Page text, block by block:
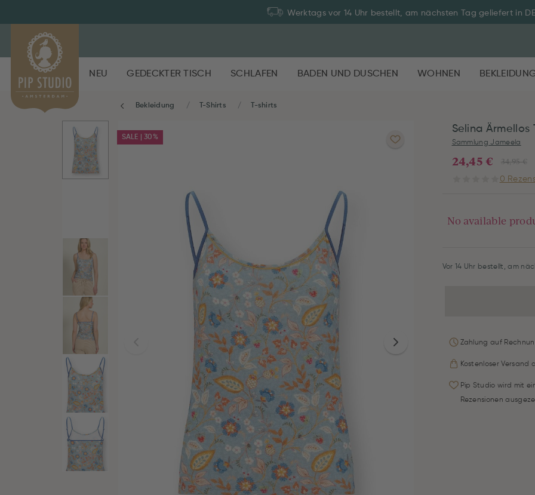
Werktags vor 14 Uhr bestellt, am nächsten Tag geliefert in DE
NEU GEDECKTER TISCH SCHLAFEN BADEN UND DUSCHEN WOHNEN
Bekleidung T-Shirts T-shirts
SALE | 30%
Selina Ärmellos
Sammlung Jameela
34,95 €
24,45 €
0
No available
Vor 14 Uhr bestellt, am
Zahlung auf
Kostenloser Versand
Pip Studio wird mit
Rezensionen